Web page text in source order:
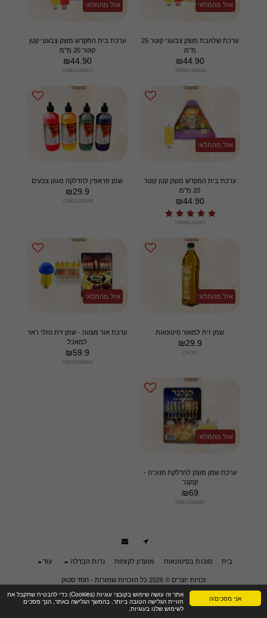
אני מסכים/ה
אתר זה עושה שימוש בקובצי עוגיות (Cookies) כדי להבטיח שתקבל את
חוויית הגלישה הטובה ביותר. בהמשך הגלישה באתר, הנך מסכים
לשימוש שלנו בעוגיות.
אזל מהמלאי
ערכת שלהבת מוצק צבעוני קוטר 25
מ''מ
₪44.90
7290001193549
אזל מהמלאי
ערכת בית המקדש מוצק צבעוני קטן
קוטר 20 מ''מ
₪44.90
7290001193037
אזל מהמלאי
ערכת בית המקדש מוצק קטן קוטר
20 מ''מ
₪44.90
7290001193037
שמן פראפין להדלקה מגוון צבעים
₪29.9
7290017260006
אזל מהמלאי
שמן זית למאור סיטונאות
₪29.9
CH 304
אזל מהמלאי
ערכת אור מצווה - שמן זית נוזלי ראוי
למאכל
₪59.9
7290115640847
אזל מהמלאי
ערכת שמן מוצק להדלקת חנוכיה -
קנקנר
₪69
7290115640397
בית סוכות בסיטונאות מועדון לקוחות נרות הבדלה עוד
זכויות יוצרים © 2026 כל הזכויות שמורות -
חסד סטוק
תנאי שימוש|פרטיות |הצהרת נגישות